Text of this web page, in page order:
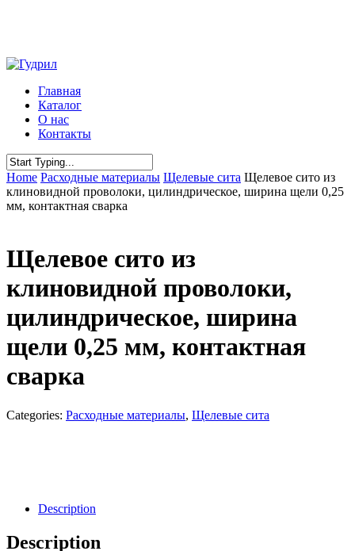
content
Menu
Главная
Каталог
О нас
Контакты
Close
Search
Home Расходные материалы Щелевые сита Щелевое сито из
клиновидной проволоки, цилиндрическое, ширина щели 0,25
мм, контактная сварка
Щелевое сито из
клиновидной проволоки,
цилиндрическое, ширина
щели 0,25 мм, контактная
сварка
Categories: Расходные материалы, Щелевые сита
Description
Description